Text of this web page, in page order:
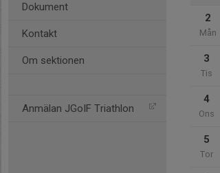
Dokument
Kontakt
Om sektionen
Anmälan JGoIF Triathlon
2
Mån
3
Tis
4
Ons
5
Tor